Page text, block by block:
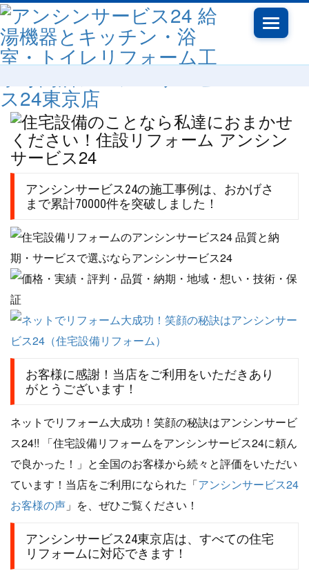
Toggle
navigation
アンシンサービス24の施工事例は、おかげさ
まで累計70000件を突破しました！
お客様に感謝！当店をご利用をいただきあり
がとうございます！
ネットでリフォーム大成功！笑顔の秘訣はアンシンサービ
ス24!! 「住宅設備リフォームをアンシンサービス24に頼ん
で良かった！」と全国のお客様から続々と評価をいただい
ています！当店をご利用になられた「アンシンサービス24
お客様の声 」を、ぜひご覧ください！
アンシンサービス24東京店は、すべての住宅
リフォームに対応できます！